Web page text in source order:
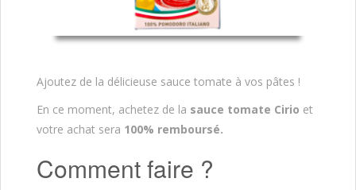
Ajoutez de la délicieuse sauce tomate à vos pâtes !
En ce moment, achetez de la sauce tomate Cirio et
votre achat sera 100% remboursé.
Comment faire ?